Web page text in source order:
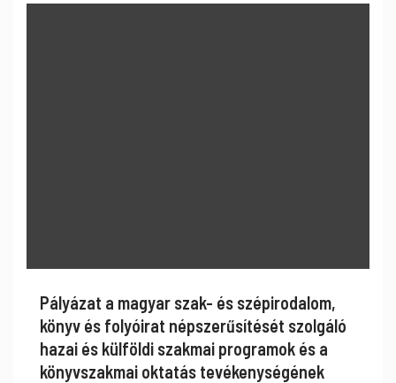
Pályázat a magyar szak- és szépirodalom,
könyv és folyóirat népszerűsítését szolgáló
hazai és külföldi szakmai programok és a
könyvszakmai oktatás tevékenységének